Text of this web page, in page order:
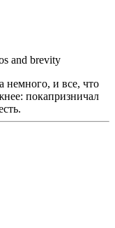
and brevity
и все, что
покапризничал